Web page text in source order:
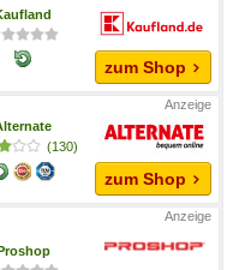
zum Shop
(130)
zum Shop